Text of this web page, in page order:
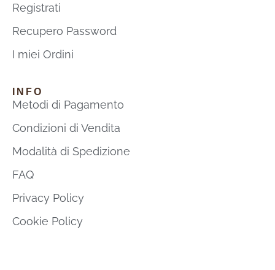
Registrati
Recupero Password
I miei Ordini
INFO
Metodi di Pagamento
Condizioni di Vendita
Modalità di Spedizione
FAQ
Privacy Policy
Cookie Policy